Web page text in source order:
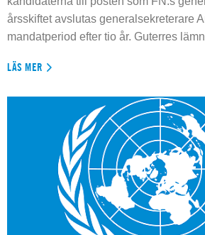
årsskiftet avslutas generalsekreterare
mandatperiod efter tio år. Guterres
LÄS MER